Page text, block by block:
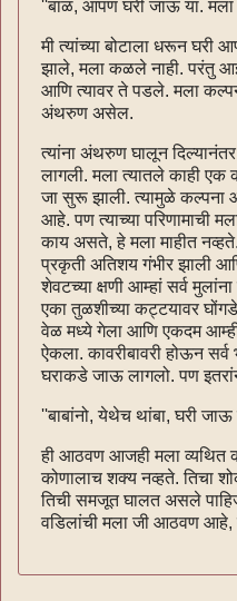
''बाळ, आपण घरी जाऊ या. मला
मी त्यांच्या बोटाला धरून
झाले, मला कळले नाही. परंतु
आणि त्यावर ते पडले. मला
अंथरुण असेल.
त्यांना अंथरुण घालून
लागली. मला त्यातले काही एक
जा सुरू झाली. त्यामुळे कल्पना
आहे. पण त्याच्या परिणामाची
काय असते, हे मला माहीत
प्रकृती अतिशय गंभीर झाली
शेवटच्या क्षणी आम्हां सर्व
एका तुळशीच्या कट्टयावर
वेळ मध्ये गेला आणि एकदम
ऐकला. कावरीबावरी होऊन
घराकडे जाऊ लागलो. पण
''बाबांनो, येथेच थांबा, घरी
ही आठवण आजही मला व्यथित
कोणालाच शक्य नव्हते. तिचा
तिची समजूत घालत असले
वडिलांची मला जी आठवण आहे,